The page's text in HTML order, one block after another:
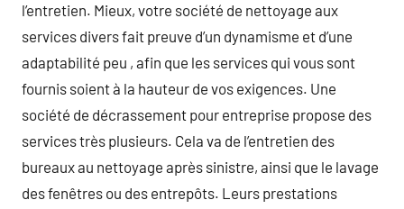
l’entretien. Mieux, votre société de nettoyage aux
services divers fait preuve d’un dynamisme et d’une
adaptabilité peu , afin que les services qui vous sont
fournis soient à la hauteur de vos exigences. Une
société de décrassement pour entreprise propose des
services très plusieurs. Cela va de l’entretien des
bureaux au nettoyage après sinistre, ainsi que le lavage
des fenêtres ou des entrepôts. Leurs prestations